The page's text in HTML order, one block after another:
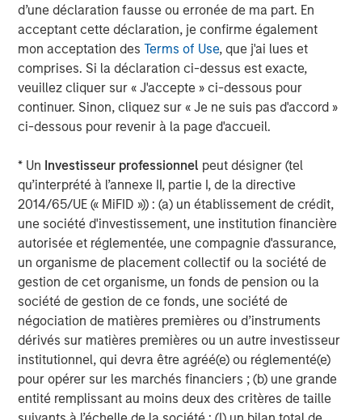
d’une déclaration fausse ou erronée de ma part. En
acceptant cette déclaration, je confirme également
mon acceptation desTerms of Use, que j'ai lues et
comprises. Si la déclaration ci-dessus est exacte,
veuillez cliquer sur « J'accepte » ci-dessous pour
continuer. Sinon, cliquez sur « Je ne suis pas d'accord »
ci-dessous pour revenir à la page d'accueil.
* Un Investisseur professionnel peut désigner (tel
qu’interprété à l’annexe II, partie I, de la directive
2014/65/UE (« MiFID »)) : (a) un établissement de crédit,
une société d'investissement, une institution financière
autorisée et réglementée, une compagnie d'assurance,
un organisme de placement collectif ou la société de
gestion de cet organisme, un fonds de pension ou la
société de gestion de ce fonds, une société de
négociation de matières premières ou d’instruments
dérivés sur matières premières ou un autre investisseur
institutionnel, qui devra être agréé(e) ou réglementé(e)
pour opérer sur les marchés financiers ; (b) une grande
entité remplissant au moins deux des critères de taille
ARTICLE
The MSIM Quantitative Duration
Strategy Model: A Factor-Based
Approach to Managing Interest Rates
Anton Heese and Matas Vala explore the
proprietary tools the team uses to enhance their
investment process, as it helps provide structure
and rigour with identifying and processing
relevant and important data.
5 AOÛT 2026
IMPORTANT DISCLOSURES